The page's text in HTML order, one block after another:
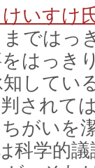
いすけ
ではっ
はっき
してい
されて
がいを
科学的